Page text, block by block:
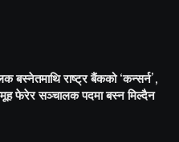
बस्नेतमाथि राष्ट्र बैंकको ‘कन्सर्न’,
फेरेर सञ्चालक पदमा बस्न मिल्दैन